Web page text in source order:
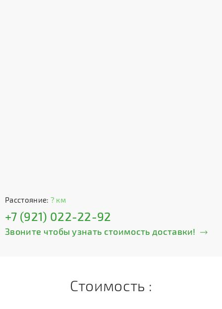
Расстояние: ? км
+7 (921) 022-22-92
Звоните чтобы узнать стоимость доставки!
Стоимость :